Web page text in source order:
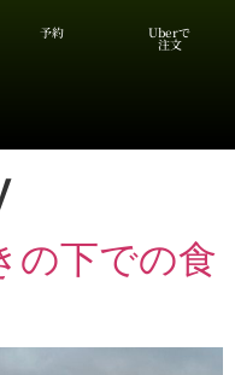
予約 Uberで
注文
の下での食